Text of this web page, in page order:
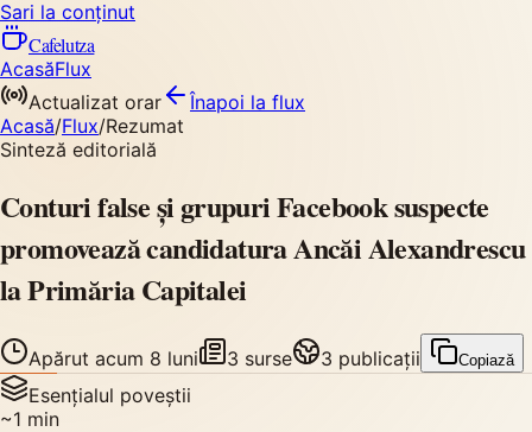
Sari la conținut
Cafelutza
AcasăFlux
Actualizat orar
Înapoi la flux
Acasă/Flux/Rezumat
Sinteză editorială
Conturi false și grupuri Facebook suspecte
promovează candidatura Ancăi Alexandrescu
la Primăria Capitalei
Apărut acum 8 luni 3 surse 3 publicații Copiază
Esențialul poveștii
~1 min